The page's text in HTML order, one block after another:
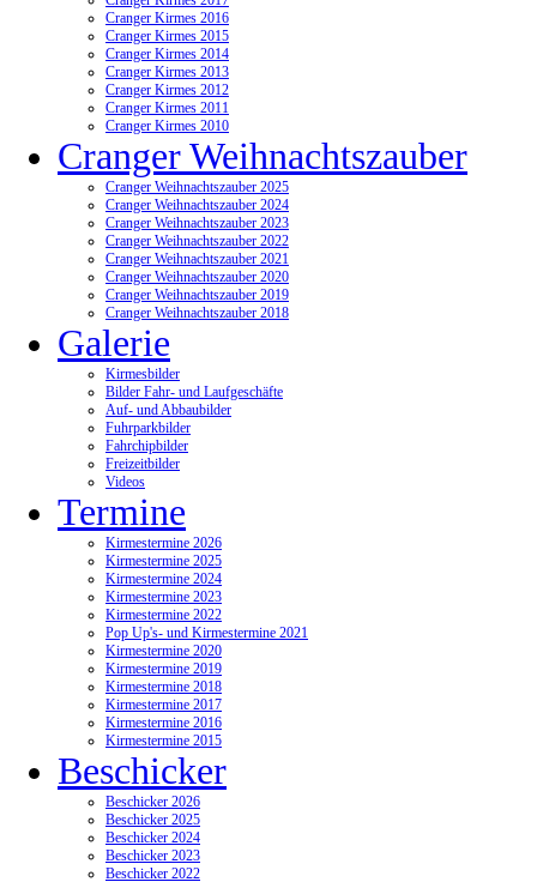
Cranger Kirmes 2016
Cranger Kirmes 2015
Cranger Kirmes 2014
Cranger Kirmes 2013
Cranger Kirmes 2012
Cranger Kirmes 2011
Cranger Kirmes 2010
Cranger Weihnachtszauber
Cranger Weihnachtszauber 2025
Cranger Weihnachtszauber 2024
Cranger Weihnachtszauber 2023
Cranger Weihnachtszauber 2022
Cranger Weihnachtszauber 2021
Cranger Weihnachtszauber 2020
Cranger Weihnachtszauber 2019
Cranger Weihnachtszauber 2018
Galerie
Kirmesbilder
Bilder Fahr- und Laufgeschäfte
Auf- und Abbaubilder
Fuhrparkbilder
Fahrchipbilder
Freizeitbilder
Videos
Termine
Kirmestermine 2026
Kirmestermine 2025
Kirmestermine 2024
Kirmestermine 2023
Kirmestermine 2022
Pop Up's- und Kirmestermine 2021
Kirmestermine 2020
Kirmestermine 2019
Kirmestermine 2018
Kirmestermine 2017
Kirmestermine 2016
Kirmestermine 2015
Beschicker
Beschicker 2026
Beschicker 2025
Beschicker 2024
Beschicker 2023
Beschicker 2022